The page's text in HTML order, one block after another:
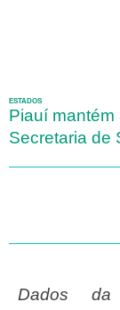
ESTADOS
Piauí mantém
Secretaria de
Dados da Coordenação de Infecções